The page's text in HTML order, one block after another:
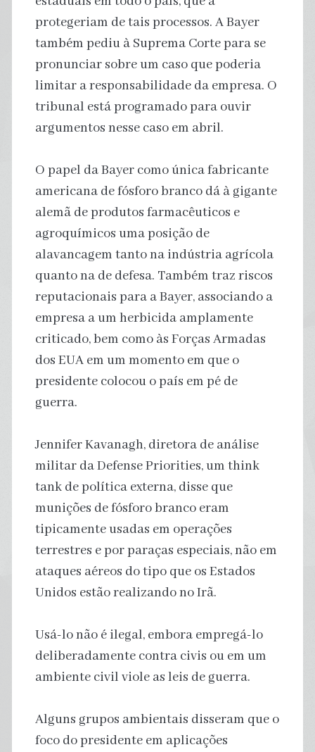
protegeriam de tais processos. A Bayer
também pediu à Suprema Corte para se
pronunciar sobre um caso que poderia
limitar a responsabilidade da empresa. O
tribunal está programado para ouvir
argumentos nesse caso em abril.
O papel da Bayer como única fabricante
americana de fósforo branco dá à gigante
alemã de produtos farmacêuticos e
agroquímicos uma posição de
alavancagem tanto na indústria agrícola
quanto na de defesa. Também traz riscos
reputacionais para a Bayer, associando a
empresa a um herbicida amplamente
criticado, bem como às Forças Armadas
dos EUA em um momento em que o
presidente colocou o país em pé de
guerra.
Jennifer Kavanagh, diretora de análise
militar da Defense Priorities, um think
tank de política externa, disse que
munições de fósforo branco eram
tipicamente usadas em operações
terrestres e por paraças especiais, não em
ataques aéreos do tipo que os Estados
Unidos estão realizando no Irã.
Usá-lo não é ilegal, embora empregá-lo
deliberadamente contra civis ou em um
ambiente civil viole as leis de guerra.
Alguns grupos ambientais disseram que o
foco do presidente em aplicações